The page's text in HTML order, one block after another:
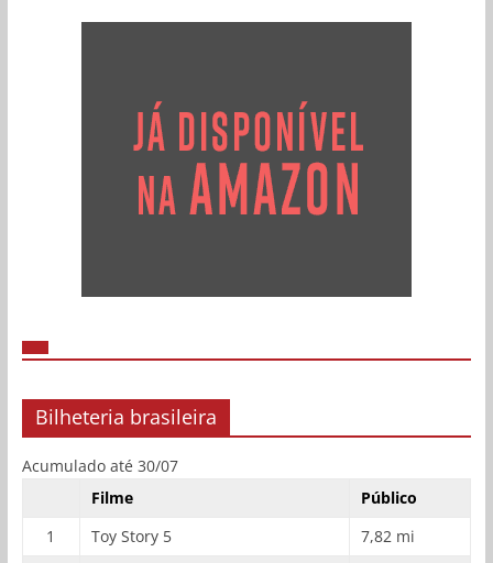
Bilheteria brasileira
Acumulado até 30/07
Filme
Público
1
Toy Story 5
7,82 mi